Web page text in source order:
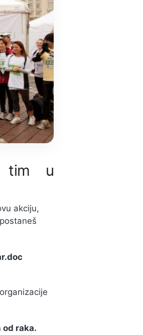
tim u
akciju,
raka.